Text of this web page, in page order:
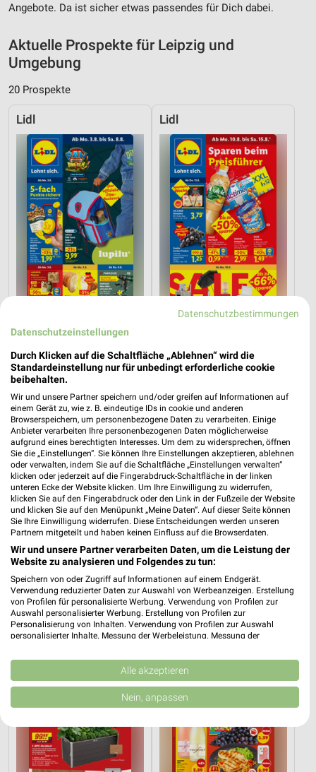
Angebote. Da ist sicher etwas passendes für Dich dabei.
Aktuelle Prospekte für Leipzig und
Umgebung
20 Prospekte
Lidl
0,4 km
Noch heute gültig
Lidl
Gültig ab Mo. 10.08.
7,3 km
Angebote ab 08.08.
Gültig bis Sa. 15.08.
6 km
Angebote ab 25.07.
Noch heute gültig
toom Baumarkt PENNY
Datenschutzbestimmungen
Datenschutzeinstellungen
Durch Klicken auf die Schaltfläche „Ablehnen“ wird die
Standardeinstellung nur für unbedingt erforderliche cookie
beibehalten.
Wir und unsere Partner speichern und/oder greifen auf Informationen auf
einem Gerät zu, wie z. B. eindeutige IDs in cookie und anderen
Browserspeichern, um personenbezogene Daten zu verarbeiten. Einige
Anbieter verarbeiten Ihre personenbezogenen Daten möglicherweise
aufgrund eines berechtigten Interesses. Um dem zu widersprechen, öffnen
Sie die „Einstellungen“. Sie können Ihre Einstellungen akzeptieren, ablehnen
oder verwalten, indem Sie auf die Schaltfläche „Einstellungen verwalten“
klicken oder jederzeit auf die Fingerabdruck-Schaltfläche in der linken
unteren Ecke der Website klicken. Um Ihre Einwilligung zu widerrufen,
klicken Sie auf den Fingerabdruck oder den Link in der Fußzeile der Website
und klicken Sie auf den Menüpunkt „Meine Daten“. Auf dieser Seite können
Sie Ihre Einwilligung widerrufen. Diese Entscheidungen werden unseren
Partnern mitgeteilt und haben keinen Einfluss auf die Browserdaten.
Wir und unsere Partner verarbeiten Daten, um die Leistung der
Website zu analysieren und Folgendes zu tun:
Speichern von oder Zugriff auf Informationen auf einem Endgerät.
Verwendung reduzierter Daten zur Auswahl von Werbeanzeigen. Erstellung
von Profilen für personalisierte Werbung. Verwendung von Profilen zur
Auswahl personalisierter Werbung. Erstellung von Profilen zur
Personalisierung von Inhalten. Verwendung von Profilen zur Auswahl
personalisierter Inhalte. Messung der Werbeleistung. Messung der
Kombinationen von Daten aus verschiedenen Quellen. Entwicklung und
Verbesserung der Angebote. Verwendung reduzierter Daten zur Auswahl
von Inhalten.
Daten können außerhalb der Europäischen Union weitergegeben und in die
USA gesendet werden.
Website/App.
Partnerliste anzeigen (1 IAB-Anbieter)
Wir nutzen Ihre Daten für folgende Zwecke:
Alle akzeptieren
Nein, anpassen